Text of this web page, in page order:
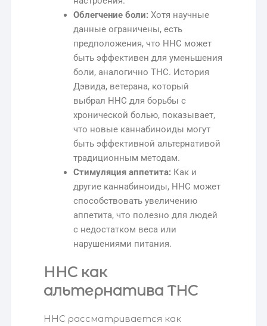
Облегчение боли: Хотя научные
данные ограничены, есть
предположения, что HHC может
быть эффективен для уменьшения
боли, аналогично THC. История
Дэвида, ветерана, который
выбрал HHC для борьбы с
хронической болью, показывает,
что новые каннабиноиды могут
быть эффективной альтернативой
традиционным методам.
Стимуляция аппетита: Как и
другие каннабиноиды, HHC может
способствовать увеличению
аппетита, что полезно для людей
с недостатком веса или
нарушениями питания.
HHC как
альтернатива THC
HHC рассматривается как